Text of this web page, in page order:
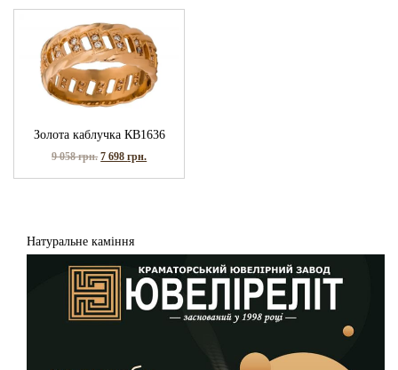
Золота каблучка КВ1636
9 058грн. 7 698грн.
Натуральне каміння